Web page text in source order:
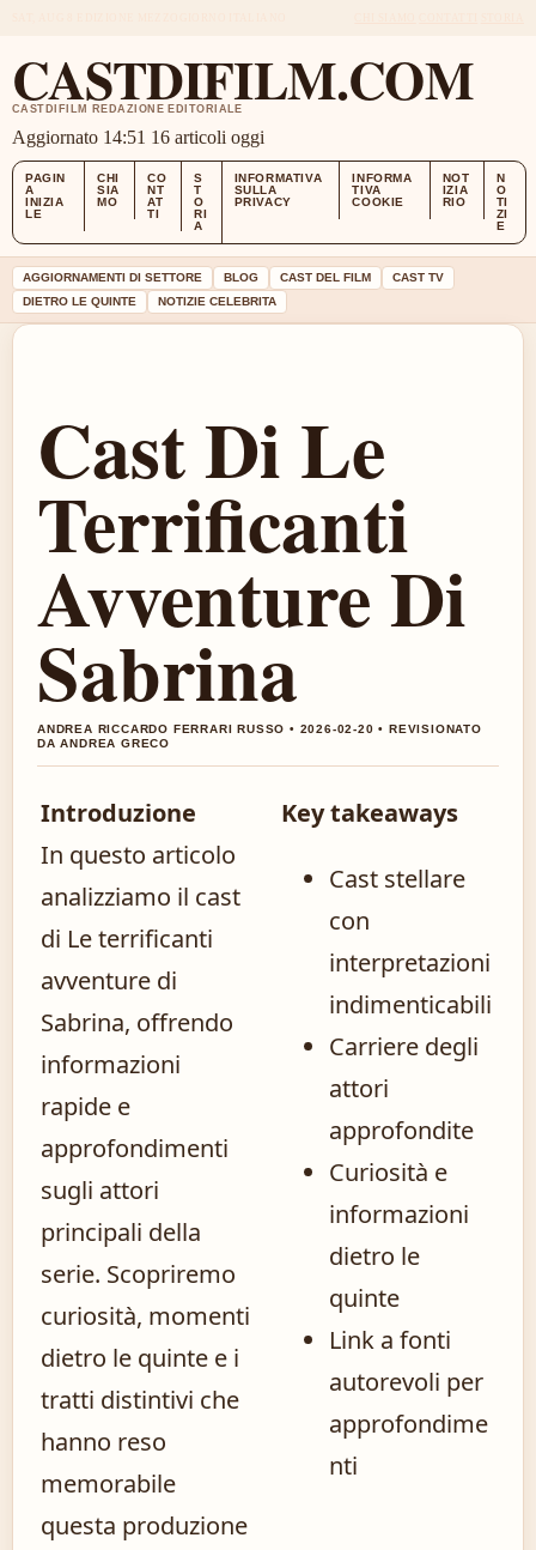
CASTDIFILM.COM
CASTDIFILM REDAZIONE EDITORIALE
Aggiornato 14:51 16 articoli oggi
PAGIN
A
INIZIA
LE
CHI
SIA
MO
CO
NT
AT
TI
S
T
O
RI
A
INFORMATIVA
SULLA
PRIVACY
INFORMA
TIVA
COOKIE
NOT
IZIA
RIO
N
O
TI
ZI
E
AGGIORNAMENTI DI SETTORE BLOG CAST DEL FILM
CAST TV
DIETRO LE QUINTE
NOTIZIE CELEBRITA
Cast Di Le
Terrificanti
Avventure Di
Sabrina
ANDREA RICCARDO FERRARI RUSSO • 2026-02-20 • REVISIONATO
DA ANDREA GRECO
Introduzione
In questo articolo
analizziamo il cast
di Le terrificanti
avventure di
Sabrina, offrendo
informazioni
rapide e
approfondimenti
sugli attori
principali della
serie. Scopriremo
curiosità, momenti
dietro le quinte e i
tratti distintivi che
hanno reso
memorabile
questa produzione
Key takeaways
Cast stellare
con
interpretazioni
indimenticabili
Carriere degli
attori
approfondite
Curiosità e
informazioni
dietro le
quinte
Link a fonti
autorevoli per
approfondime
nti